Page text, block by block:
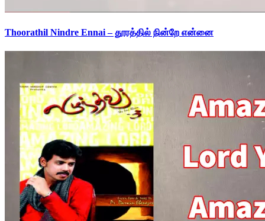
Thoorathil Nindre Ennai – தூரத்தில் நின்றே என்னை